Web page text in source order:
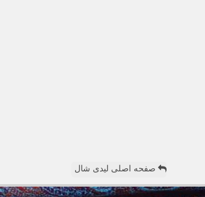
صفحه اصلی لیدی شال